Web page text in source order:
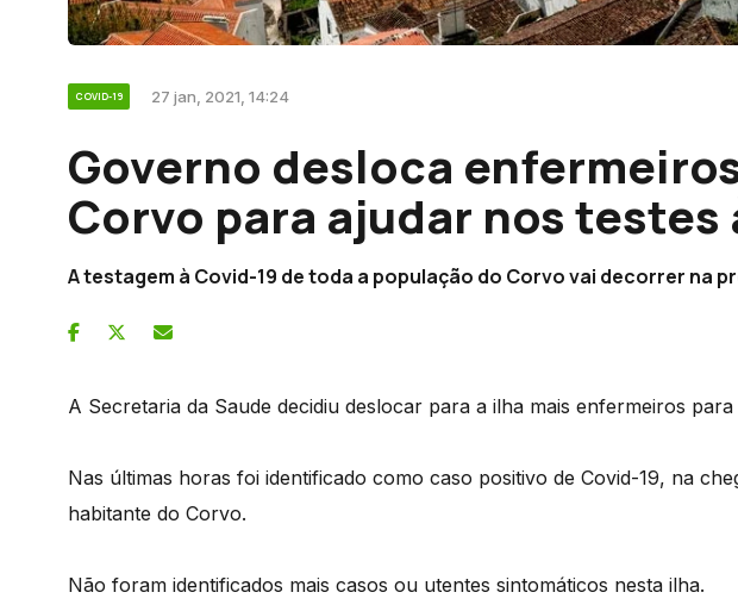
COVID-19 27 jan, 2021, 14:24
Governo desloca
Corvo para ajudar nos testes
A testagem à Covid-19 de toda a população do Corvo vai decorrer na
A Secretaria da Saude decidiu deslocar para a ilha mais enfermeiros
Nas últimas horas foi identificado como caso positivo de Covid-19, na
habitante do Corvo.
Não foram identificados mais casos ou utentes sintomáticos nesta ilha.